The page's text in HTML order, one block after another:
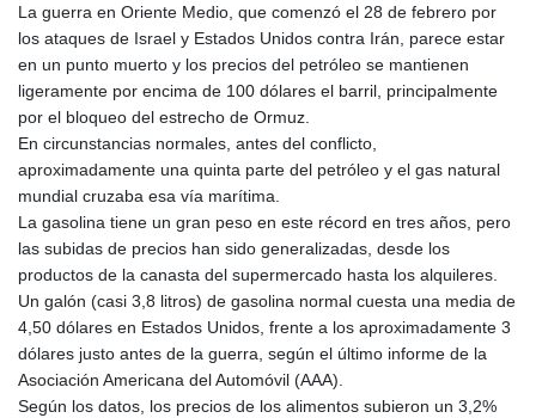
La guerra en Oriente Medio, que comenzó el 28 de febrero por
los ataques de Israel y Estados Unidos contra Irán, parece estar
en un punto muerto y los precios del petróleo se mantienen
ligeramente por encima de 100 dólares el barril, principalmente
por el bloqueo del estrecho de Ormuz.
En circunstancias normales, antes del conflicto,
aproximadamente una quinta parte del petróleo y el gas natural
mundial cruzaba esa vía marítima.
La gasolina tiene un gran peso en este récord en tres años, pero
las subidas de precios han sido generalizadas, desde los
productos de la canasta del supermercado hasta los alquileres.
Un galón (casi 3,8 litros) de gasolina normal cuesta una media de
4,50 dólares en Estados Unidos, frente a los aproximadamente 3
dólares justo antes de la guerra, según el último informe de la
Asociación Americana del Automóvil (AAA).
Según los datos, los precios de los alimentos subieron un 3,2%